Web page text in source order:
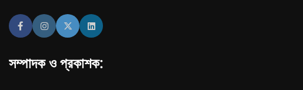
সম্পাদক ও প্রকাশক: